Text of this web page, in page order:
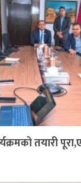
तयारी